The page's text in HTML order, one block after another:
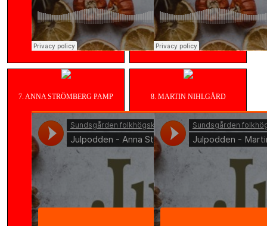
7. ANNA STRÖMBERG PAMP 8. MARTIN NIHLGÅRD